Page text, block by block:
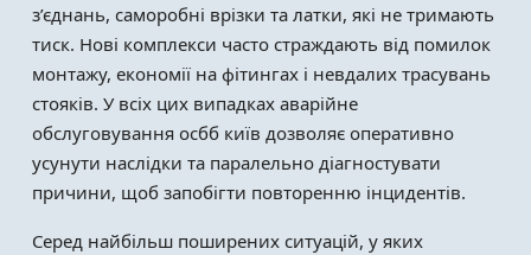
з’єднань, саморобні врізки та латки, які не тримають
тиск. Нові комплекси часто страждають від помилок
монтажу, економії на фітингах і невдалих трасувань
стояків. У всіх цих випадках аварійне
обслуговування осбб київ дозволяє оперативно
усунути наслідки та паралельно діагностувати
причини, щоб запобігти повторенню інцидентів.
Серед найбільш поширених ситуацій, у яких